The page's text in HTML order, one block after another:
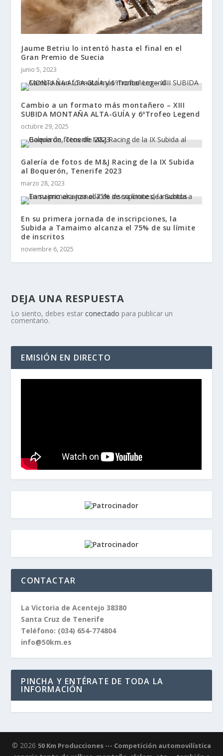
Jaume Betriu lo intentó hasta el final en el
Gran Premio de Suecia
junio 5, 2023
Cambio a un formato más montañero – XIII
SUBIDA MONTAÑA ALTA-GUÍA y 6ºTrofeo Legend
octubre 29, 2025
Galería de fotos de M&J Racing de la IX Subida
al Boquerón, Tenerife 2023
marzo 28, 2023
En su primera jornada de inscripciones, la
Subida a Tamaimo alcanza el 75% de su límite
de inscritos
noviembre 6, 2025
DEJA UNA RESPUESTA
Lo siento, debes estarconectado para publicar un
comentario.
EMISIÓN EN DIRECTO
CONTACTAR
La Victoria de Acentejo 38380
Santa Cruz de Tenerife
Teléfono: (034) 654-774804
info@50km.es
PINCHA Y ENTÉRATE DE TODA LA
INFORMACIÓN
© 2026 50 Km Producciones --- Competición automovilística